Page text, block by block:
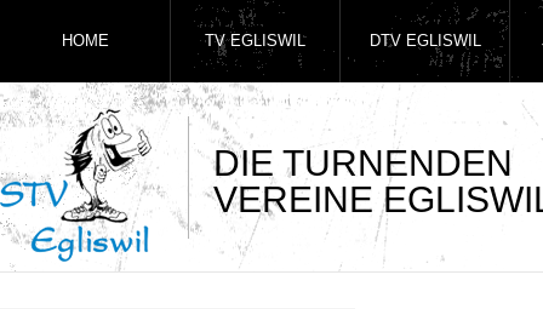
DIE TURNENDEN
VEREINE
HOME TV EGLISWIL DTV EGLISWIL